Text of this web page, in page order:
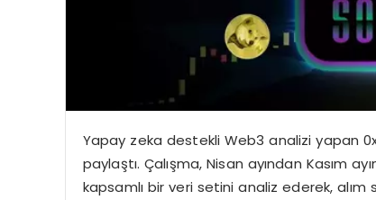
Yapay zeka destekli Web3 analizi yapan
paylaştı. Çalışma, Nisan ayından Kasım
kapsamlı bir veri setini analiz ederek,